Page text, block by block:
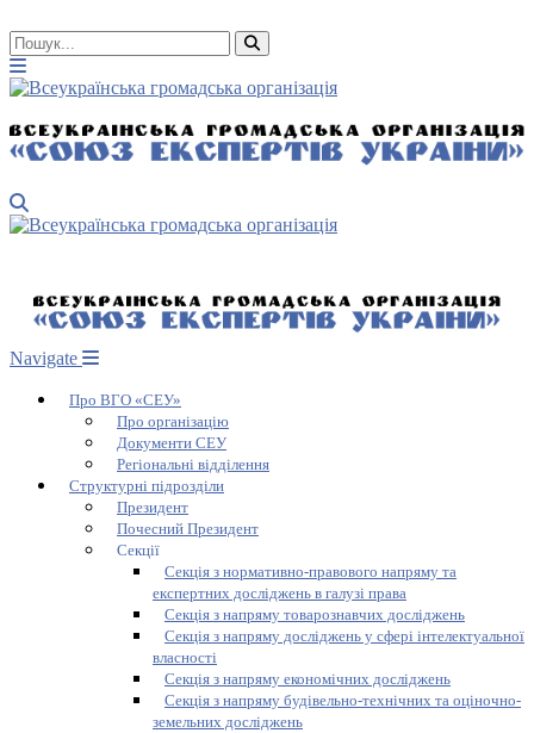
Navigate
Про ВГО «СЕУ»
Про організацію
Документи СЕУ
Регіональні відділення
Структурні підрозділи
Президент
Почесний Президент
Секції
Секція з нормативно-правового напряму та
експертних досліджень в галузі права
Секція з напряму товарознавчих досліджень
Секція з напряму досліджень у сфері інтелектуальної
власності
Секція з напряму економічних досліджень
Секція з напряму будівельно-технічних та оціночно-
земельних досліджень